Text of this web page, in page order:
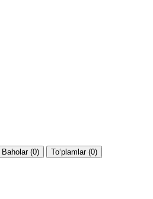
Baholar (0) To‘plamlar (0)